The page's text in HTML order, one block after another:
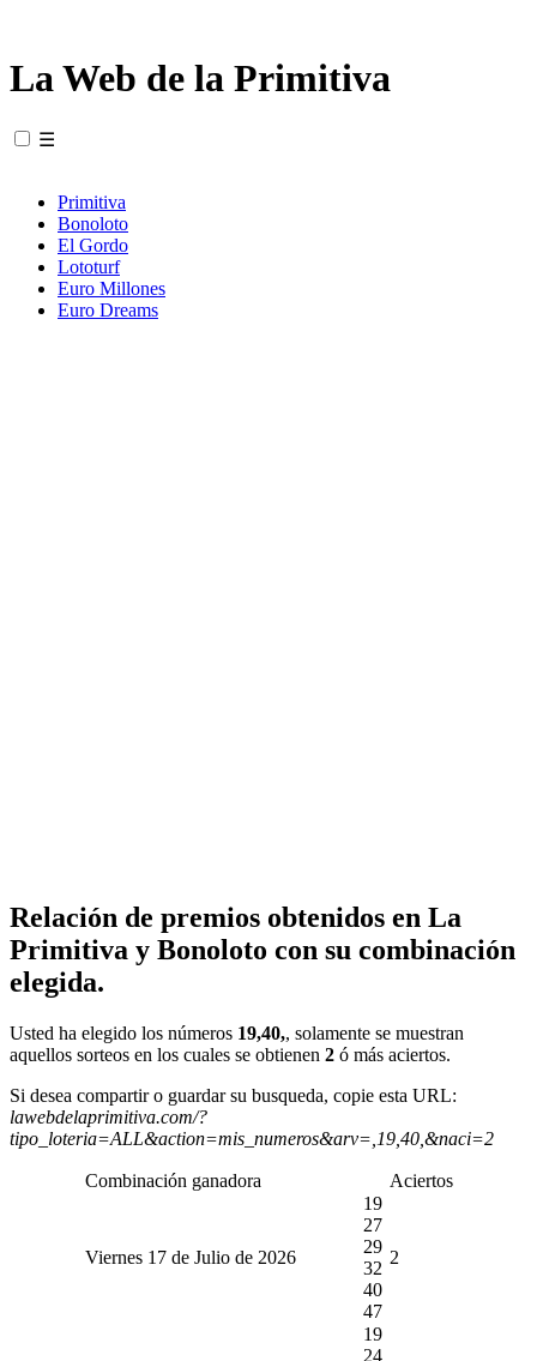
La Web de la Primitiva
☰
Primitiva
Bonoloto
El Gordo
Lototurf
Euro Millones
Euro Dreams
Relación de premios obtenidos en La
Primitiva y Bonoloto con su combinación
elegida.
Usted ha elegido los números 19,40,, solamente se muestran
aquellos sorteos en los cuales se obtienen 2 ó más aciertos.
Si desea compartir o guardar su busqueda, copie esta URL:
lawebdelaprimitiva.com/?
tipo_loteria=ALL&action=mis_numeros&arv=,19,40,&naci=2
Combinación ganadora Aciertos
Viernes 17 de Julio de 2026
19
27
29
32
40
47
2
19
24